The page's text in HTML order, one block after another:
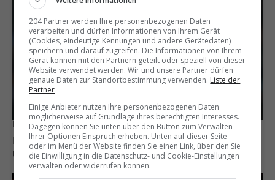
Künftig für Kamerun
Ex-YB-Junior Ryan Fosso glänzt in Österreich
und vollzieht Nationenwechsel
204 Partner werden Ihre personenbezogenen Daten
verarbeiten und dürfen Informationen von Ihrem Gerät
(Cookies, eindeutige Kennungen und andere Gerätedaten)
speichern und darauf zugreifen. Die Informationen von Ihrem
Gerät können mit den Partnern geteilt oder speziell von dieser
Website verwendet werden. Wir und unsere Partner dürfen
genaue Daten zur Standortbestimmung verwenden. Liste der
Partner
Einige Anbieter nutzen Ihre personenbezogenen Daten
möglicherweise auf Grundlage ihres berechtigten Interesses.
Dagegen können Sie unten über den Button zum Verwalten
Ihrer Optionen Einspruch erheben. Unten auf dieser Seite
oder im Menü der Website finden Sie einen Link, über den Sie
die Einwilligung in die Datenschutz- und Cookie-Einstellungen
verwalten oder widerrufen können.